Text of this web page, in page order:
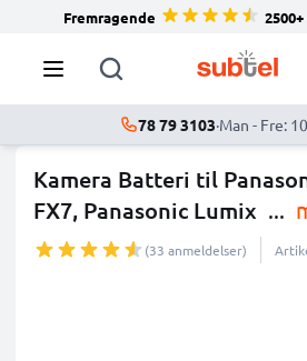
Fremragende 2500+
78 79 3103·Man - Fre:
Kamera Batteri til
FX7, Panasonic Lumix ...
(33 anmeldelser)